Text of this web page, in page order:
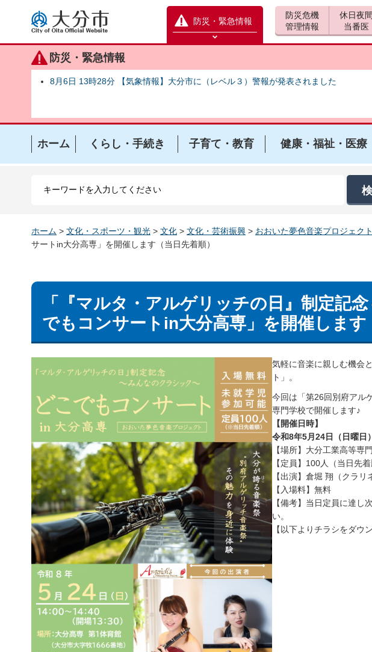
大分市
防災・緊急情報
防災緊急情報を開く
防災・緊急情報
8月6日 13時28分 【気象情報】大分市に（レベル３）警報が発表されました
防災危機
管理情報
休日夜間
当番医
ホーム くらし・手続き 子育て・教育 健康・福祉・医療
ホーム > 文化・スポーツ・観光 > 文化 > 文化・芸術振興 > おおいた夢色音楽プロジェクト
サートin大分高専」を開催します（当日先着順）
「『マルタ・アルゲリッチの日』制定記
でもコンサートin大分高専」を開催します
気軽に音楽に親しむ機会
ト」。
今回は「第26回別府アル
専門学校で開催します♪
【開催日時】
令和8年5月24日（日曜
【場所】大分工業高等専
【定員】100人（当日先着
【出演】倉堀 翔（クラリ
【入場料】無料
【備考】当日定員に達し
い。
【以下よりチラシをダウ